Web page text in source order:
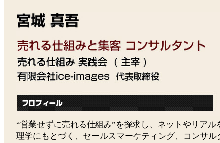
“営業せずに売れる仕組み”を探求し、ネットやリア
理学にもとづく、セールスマーケティング、コンサ